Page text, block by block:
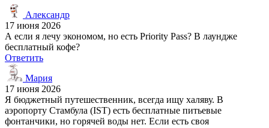
Александр
17 июня 2026
А если я лечу экономом, но есть Priority Pass? В лаундже
бесплатный кофе?
Ответить
Мария
17 июня 2026
Я бюджетный путешественник, всегда ищу халяву. В
аэропорту Стамбула (IST) есть бесплатные питьевые
фонтанчики, но горячей воды нет. Если есть своя